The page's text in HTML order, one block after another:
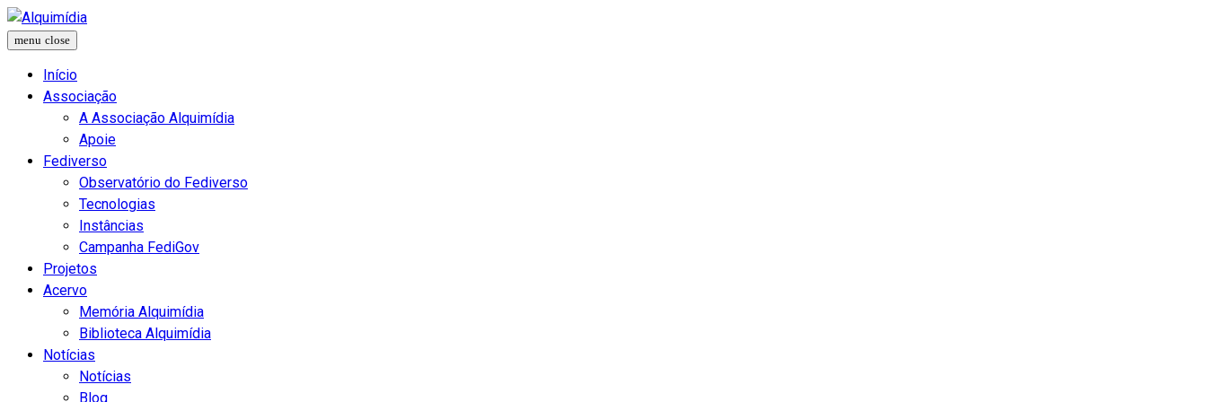
Início
Associação
A Associação Alquimídia
Apoie
Fediverso
Observatório do Fediverso
Tecnologias
Instâncias
Campanha FediGov
Projetos
Acervo
Memória Alquimídia
Biblioteca Alquimídia
Notícias
Notícias
Blog